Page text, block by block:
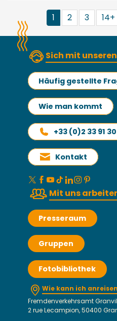
1 2 3 14+
Sich mit
Häufig gestellte
Wie man kommt
+33 (0)2 33 91
Kontakt
Mit uns
Presseraum
Gruppen
Fotobibliothek
Wie kann ich
Fremdenverkehrsamt
2 rue Lecampion, 50400